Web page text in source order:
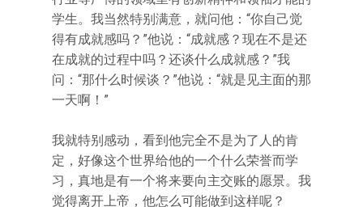
学生。我当然特别满意，就问他：“你自己觉
得有成就感吗？”他说：“成就感？现在不是还
在成就的过程中吗？还谈什么成就感？”我
问：“那什么时候谈？”他说：“就是见主面的那
一天啊！”
我就特别感动，看到他完全不是为了人的肯
定，好像这个世界给他的一个什么荣誉而学
习，真地是有一个将来要向主交账的愿景。我
觉得离开上帝，他怎么可能做到这样呢？